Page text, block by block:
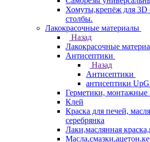
Хомуты,крепёж для 3D
столбы.
Лакокрасочные материалы
Назад
Лакокрасочные
Антисептики
Назад
Антисептики
антисептики
Герметики,
Клей
Краска для печей,
серебрянка
Лаки,маслянная